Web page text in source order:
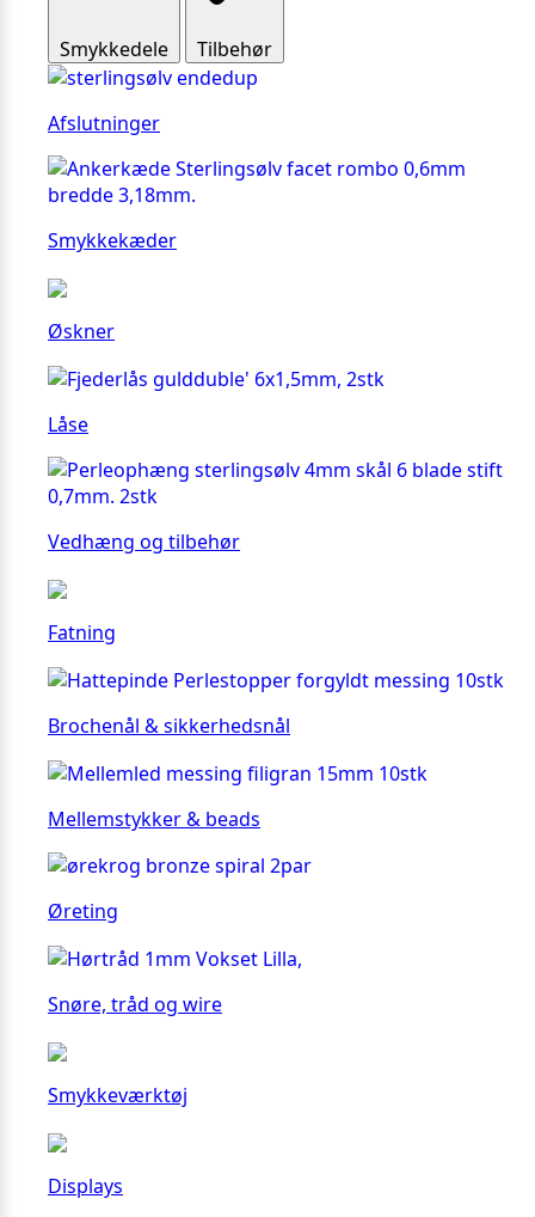
Smykkedele Tilbehør
Afslutninger
Smykkekæder
Øskner
Låse
Vedhæng og tilbehør
Fatning
Brochenål & sikkerhedsnål
Mellemstykker & beads
Øreting
Snøre, tråd og wire
Smykkeværktøj
Displays